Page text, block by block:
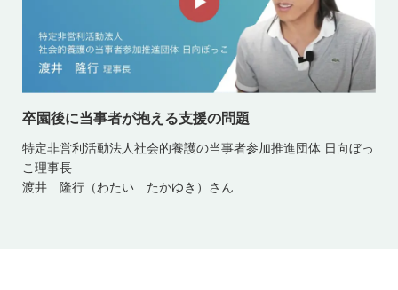
卒園後に当事者が抱える支援の問題
特定非営利活動法人社会的養護の当事者参加推進団体 日向ぼっ
こ理事長
渡井 隆行（わたい たかゆき）さん